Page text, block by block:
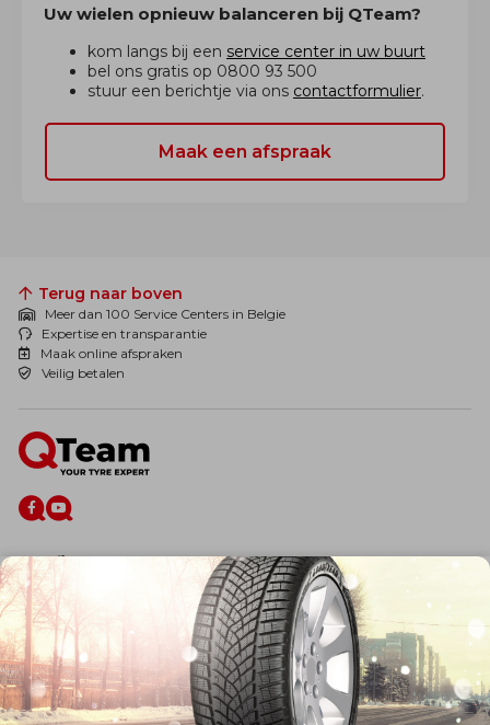
Uw wielen opnieuw balanceren bij QTeam?
kom langs bij een service center in uw buurt
bel ons gratis op 0800 93 500
stuur een berichtje via ons contactformulier.
Maak een afspraak
Terug naar boven
Meer dan 100 Service Centers in Belgie
Expertise en transparantie
Maak online afspraken
Veilig betalen
De firma
Wie zijn wij?
Blog
Onze dienstverlening
Banden
Velgen
Diensten
Afspraak Maken